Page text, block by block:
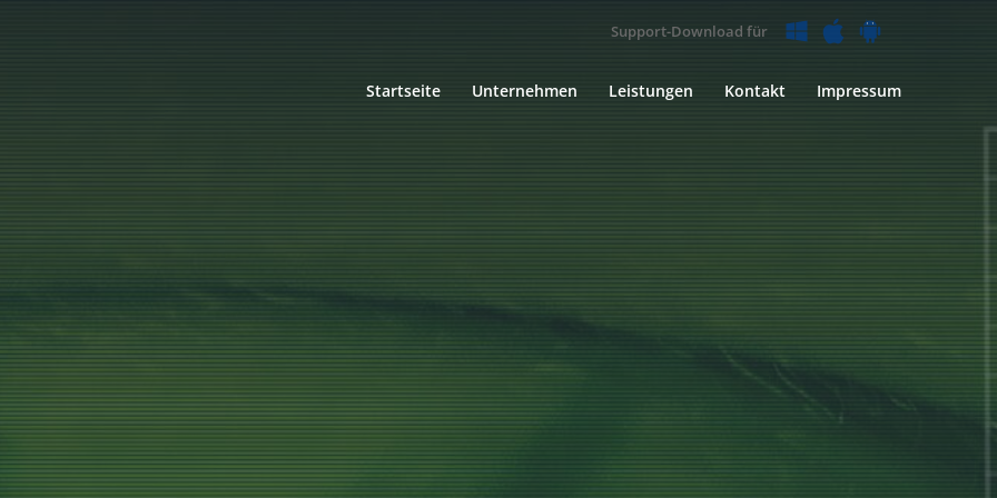
Support-Download für
Startseite Unternehmen Leistungen Kontakt Impressum